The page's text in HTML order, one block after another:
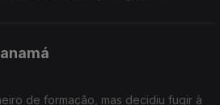
de formação, mas decidiu fugir à